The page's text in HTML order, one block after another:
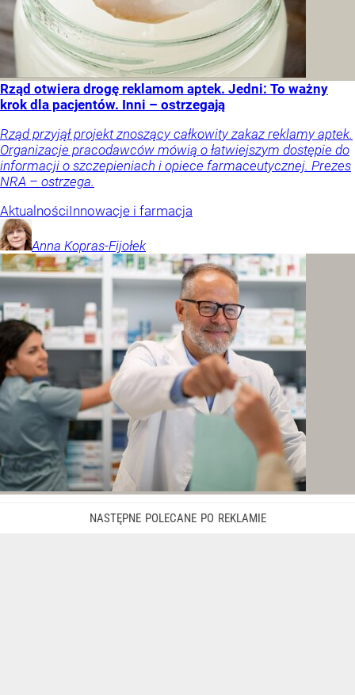
Rząd otwiera drogę reklamom aptek. Jedni: To ważny
krok dla pacjentów. Inni – ostrzegają
Rząd przyjął projekt znoszący całkowity zakaz reklamy aptek.
Organizacje pracodawców mówią o łatwiejszym dostępie do
informacji o szczepieniach i opiece farmaceutycznej. Prezes
NRA – ostrzega.
AktualnościInnowacje i farmacja
Anna Kopras-Fijołek